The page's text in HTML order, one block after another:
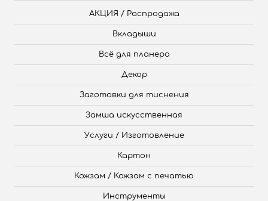
АКЦИЯ / Распродажа
Вкладыши
Всё для планера
Декор
Заготовки для тиснения
Замша искусственная
Услуги / Изготовление
Картон
Кожзам / Кожзам с печатью
Инструменты